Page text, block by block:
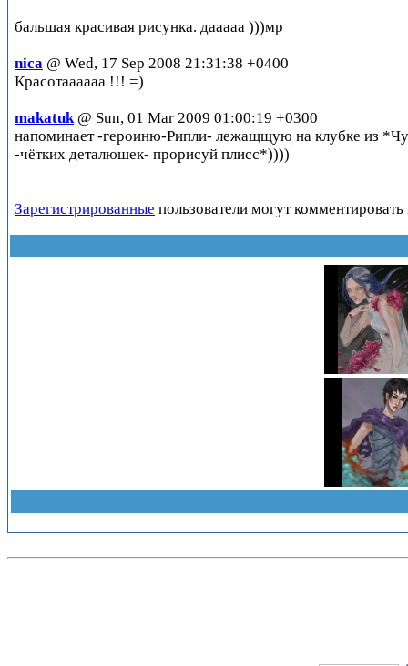
бальшая красивая рисунка. дааааа )))мр
nica @ Wed, 17 Sep 2008 21:31:38 +0400
Красотаааааа !!! =)
makatuk @ Sun, 01 Mar 2009 01:00:19 +0300
напоминает -героиню-Рипли- лежащщую на клубке из
-чётких деталюшек- прорисуй плисс*))))
Зарегистрированные пользователи могут